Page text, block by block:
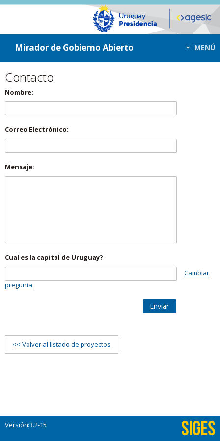
ir a contenido
ir al menú
Mirador de Gobierno Abierto MENÚ
Contacto
Nombre:
Correo Electrónico:
Mensaje:
Cual es la capital de Uruguay?
Cambiar
pregunta
Enviar
<< Volver al listado de proyectos
Versión:3.2-15